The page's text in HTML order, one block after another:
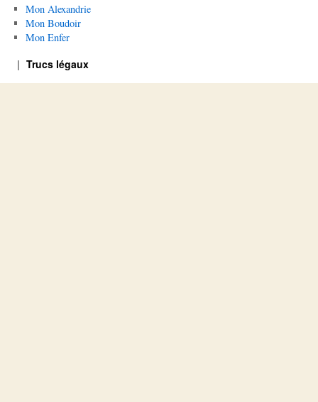
Mon Alexandrie
Mon Boudoir
Mon Enfer
Trucs légaux